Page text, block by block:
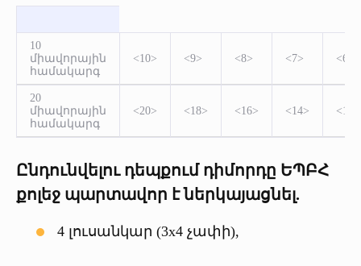
10
միավորային
համակարգ
<10> <9> <8> <7> <6>
20
միավորային
համակարգ
<20> <18> <16> <14> <12>
Ընդունվելու դեպքում դիմորդը ԵՊԲՀ
քոլեջ պարտավոր է ներկայացնել.
4 լուսանկար (3x4 չափի),